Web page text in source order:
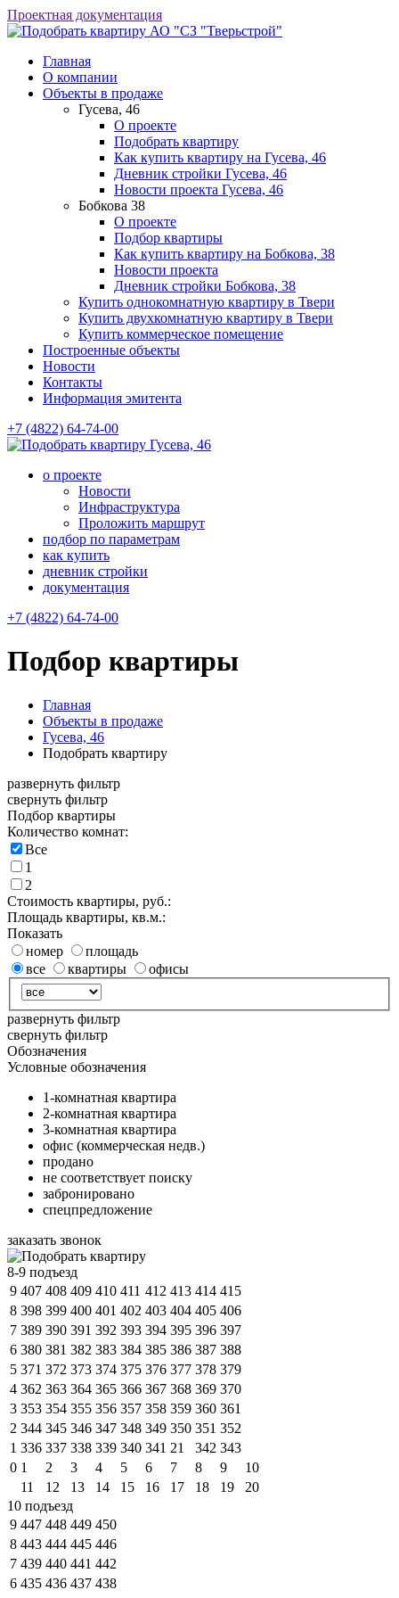
Проектная документация
АО "СЗ "Тверьстрой"
Главная
О компании
Объекты в продаже
Гусева, 46
О проекте
Подобрать квартиру
Как купить квартиру на Гусева, 46
Дневник стройки Гусева, 46
Новости проекта Гусева, 46
Бобкова 38
О проекте
Подбор квартиры
Как купить квартиру на Бобкова, 38
Новости проекта
Дневник стройки Бобкова, 38
Купить однокомнатную квартиру в Твери
Купить двухкомнатную квартиру в Твери
Купить коммерческое помещение
Построенные объекты
Новости
Контакты
Информация эмитента
+7 (4822) 64-74-00
Гусева, 46
о проекте
Новости
Инфраструктура
Проложить маршрут
подбор по параметрам
как купить
дневник стройки
документация
+7 (4822) 64-74-00
Подбор квартиры
Главная
Объекты в продаже
Гусева, 46
Подобрать квартиру
развернуть фильтр
свернуть фильтр
Подбор квартиры
Количество комнат:
Все
1
2
Стоимость квартиры, руб.:
Площадь квартиры, кв.м.:
Показать
номер
площадь
все
квартиры офисы
развернуть фильтр
свернуть фильтр
Обозначения
Условные обозначения
1-комнатная квартира
2-комнатная квартира
3-комнатная квартира
офис (коммерческая недв.)
продано
не соответствует поиску
забронировано
спецпредложение
заказать звонок
8-9 подъезд
9 407 408 409 410 411 412 413 414 415
8 398 399 400 401 402 403 404 405 406
7 389 390 391 392 393 394 395 396 397
6 380 381 382 383 384 385 386 387 388
5 371 372 373 374 375 376 377 378 379
4 362 363 364 365 366 367 368 369 370
3 353 354 355 356 357 358 359 360 361
2 344 345 346 347 348 349 350 351 352
1 336 337 338 339 340 341 21 342 343
0 1 2 3 4 5 6 7 8 9
10
11
12 13 14 15 16 17 18 19
20
10 подъезд
9 447 448 449 450
8 443 444 445 446
7 439 440 441 442
6 435 436 437 438